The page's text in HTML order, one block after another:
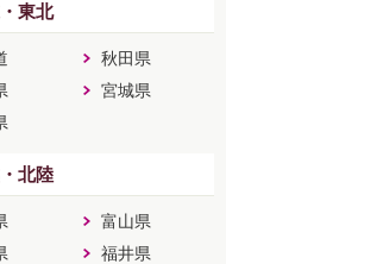
東北
秋田県
宮城県
北陸
富山県
福井県